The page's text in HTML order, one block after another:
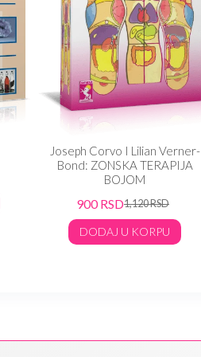
Joseph Corvo I Lilian Verner-
Bond: ZONSKA TERAPIJA
BOJOM
1,120RSD
900RSD
DODAJ U KORPU